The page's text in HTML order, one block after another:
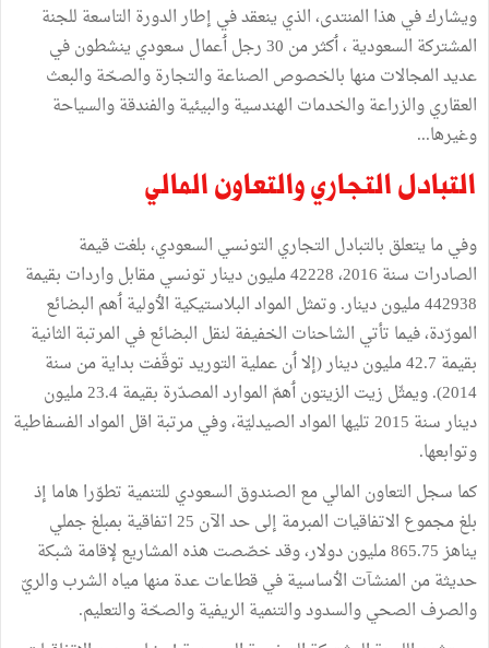
ويشارك في هذا المنتدى، الذي ينعقد في إطار الدورة التاسعة للجنة
المشتركة السعودية ، ٲكثر من 30 رجل ٲعمال سعودي ينشطون في
عديد المجالات منها بالخصوص الصناعة والتجارة والصحّة والبعث
العقاري والزراعة والخدمات الهندسية والبيئية والفندقة والسياحة
وغيرها...
التبادل التجاري والتعاون المالي
وفي ما يتعلق بالتبادل التجاري التونسي السعودي، بلغت قيمة
الصادرات سنة 2016، 42228 مليون دينار تونسي مقابل واردات بقيمة
442938 مليون دينار. وتمثل المواد البلاستيكية الٲولية ٲهم البضائع
المورّدة، فيما تأتي الشاحنات الخفيفة لنقل البضائع في المرتبة الثانية
بقيمة 42.7 مليون دينار (إلا ٲن عملية التوريد توقّفت بداية من سنة
2014). ويمثّل زيت الزيتون ٲهمّ الموارد المصدّرة بقيمة 23.4 مليون
دينار سنة 2015 تليها المواد الصيدليّة، وفي مرتبة اقل المواد الفسفاطية
وتوابعها.
كما سجل التعاون المالي مع الصندوق السعودي للتنمية تطوّرا هاما إذ
بلغ مجموع الاتفاقيات المبرمة إلى حد الآن 25 اتفاقية بمبلغ جملي
يناهز 865.75 مليون دولار، وقد خصّصت هذه المشاريع لإقامة شبكة
حديثة من المنشآت الٲساسية في قطاعات عدة منها مياه الشرب والريّ
والصرف الصحي والسدود والتنمية الريفية والصحّة والتعليم.